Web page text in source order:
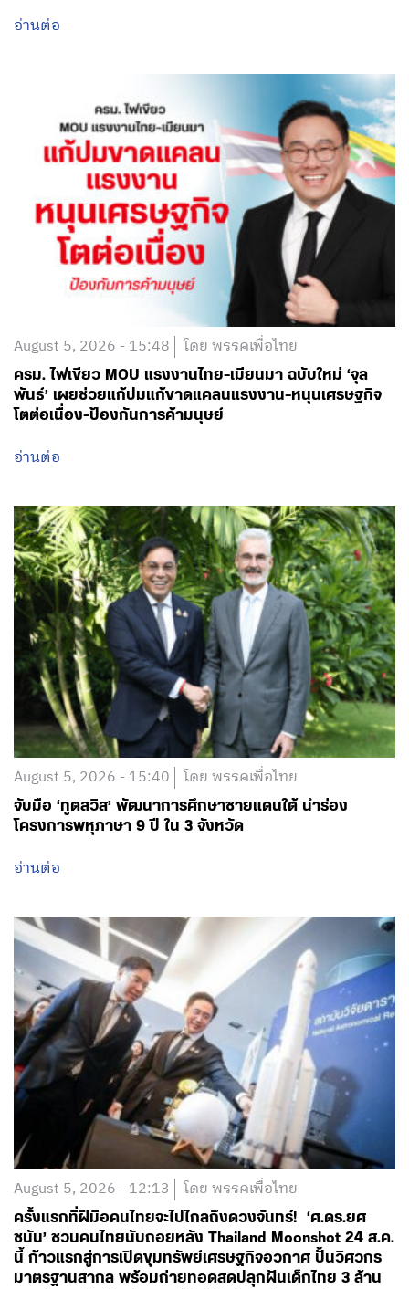
อ่านต่อ
August 5, 2026 - 15:48 โดย พรรคเพื่อไทย
ครม. ไฟเขียว MOU แรงงานไทย-เมียนมา ฉบับใหม่ ‘จุล
พันธ์’ เผยช่วยแก้ปมแก้ขาดแคลนแรงงาน-หนุนเศรษฐกิจ
โตต่อเนื่อง-ป้องกันการค้ามนุษย์
อ่านต่อ
August 5, 2026 - 15:40 โดย พรรคเพื่อไทย
จับมือ ‘ทูตสวิส’ พัฒนาการศึกษาชายแดนใต้ นำร่อง
โครงการพหุภาษา 9 ปี ใน 3 จังหวัด
อ่านต่อ
August 5, 2026 - 12:13 โดย พรรคเพื่อไทย
ครั้งแรกที่ฝีมือคนไทยจะไปไกลถึงดวงจันทร์! ‘ศ.ดร.ยศ
ชนัน’ ชวนคนไทยนับถอยหลัง Thailand Moonshot 24 ส.ค.
นี้ ก้าวแรกสู่การเปิดขุมทรัพย์เศรษฐกิจอวกาศ ปั้นวิศวกร
มาตรฐานสากล พร้อมถ่ายทอดสดปลุกฝันเด็กไทย 3 ล้าน